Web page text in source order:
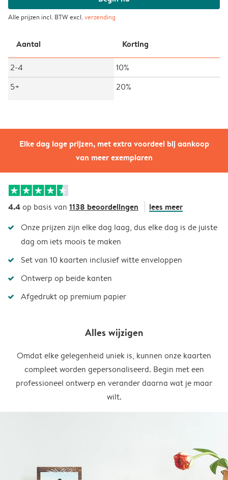
Elke dag lage prijzen, met extra voordeel bij aankoop
van meer exemplaren
Alle prijzen incl. BTW excl.verzending
Aantal Korting
2-4
10%
5+
20%
4.4op basis van 1138 beoordelingen lees meer
Onze prijzen zijn elke dag laag, dus elke dag is de juiste
dag om iets moois te maken
Set van 10 kaarten inclusief witte enveloppen
Ontwerp op beide kanten
Afgedrukt op premium papier
Alles wijzigen
Omdat elke gelegenheid uniek is, kunnen onze kaarten
compleet worden gepersonaliseerd. Begin met een
professioneel ontwerp en verander daarna wat je maar
wilt.